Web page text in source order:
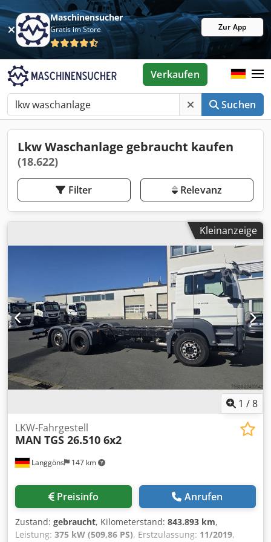
Maschinensucher
Gratis im Store Zur App
Suchen
Verkaufen
Lkw Waschanlage gebraucht kaufen
(18.622)
Filter Relevanz
Kleinanzeige
1 /8
Langgöns 147 km
LKW-Fahrgestell
MAN TGS 26.510 6x2
Preisinfo Anrufen
Zustand: gebraucht, Kilometerstand: 843.893 km,
Leistung: 375 kW (509,86 PS), Erstzulassung: 11/2019,